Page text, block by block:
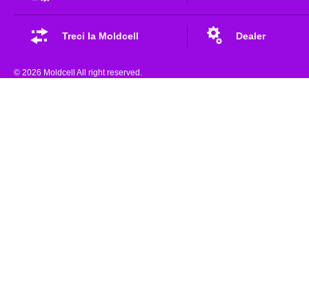
Treci la Moldcell Dealer
© 2026 Moldcell All right reserved.